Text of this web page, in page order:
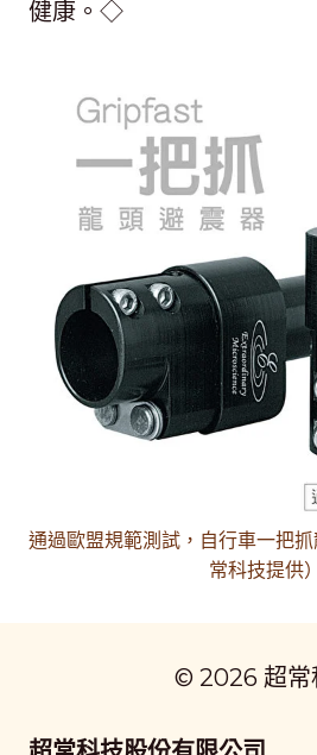
健康。◇
通過歐盟規範測試，自行車一把
常科技提供）
© 2026 超常